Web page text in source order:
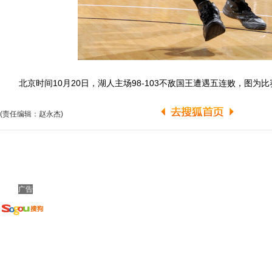
北京时间10月20日，湖人主场98-103不敌国王遭遇五连败，图为比
(责任编辑：赵永杰)
广告